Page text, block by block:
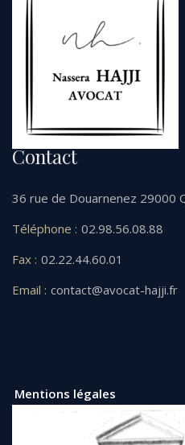
Contact
36 rue de Douarnenez 29000
Téléphone : 02.98.56.08.88
Fax : 02.22.44.60.01
Email : contact@avocat-hajji.fr
Mentions légales